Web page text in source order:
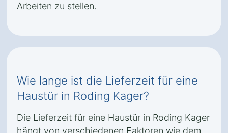
Arbeiten zu stellen.
Wie lange ist die Lieferzeit für eine
Haustür in Roding Kager?
Die Lieferzeit für eine Haustür in Roding Kager
hängt von verschiedenen Faktoren wie dem